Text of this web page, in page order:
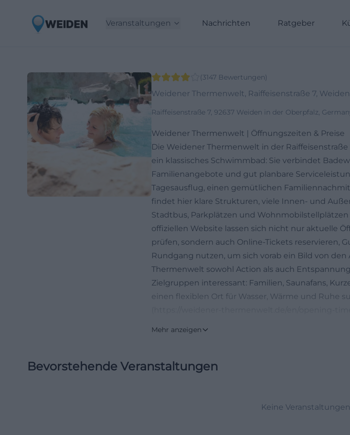
Veranstaltungen Nachrichten Ratgeber
(3147 Bewertungen)
Weidener Thermenwelt, Raiffeisenstraße 7,
Raiffeisenstraße 7, 92637 Weiden in der Oberpfalz,
Weidener Thermenwelt | Öffnungszeiten & Preise
Die Weidener Thermenwelt in der
ein klassisches Schwimmbad: Sie verbindet
Familienangebote und gut planbare
Tagesausflug, einen gemütlichen
findet hier klare Strukturen, viele Innen- und
Stadtbus, Parkplätzen und
offiziellen Website lassen sich nicht nur aktuelle
prüfen, sondern auch Online-Tickets reservieren,
Rundgang nutzen, um sich vorab ein Bild von den
Thermenwelt sowohl Action als auch
Zielgruppen interessant: Familien, Saunafans,
einen flexiblen Ort für Wasser, Wärme und Ruhe
geschlossen, von Dienstag bis Freitag zwischen 13
Einlass dienstags bis sonntags um 20:15 Uhr, das
Mehr anzeigen
Bevorstehende Veranstaltungen
Keine